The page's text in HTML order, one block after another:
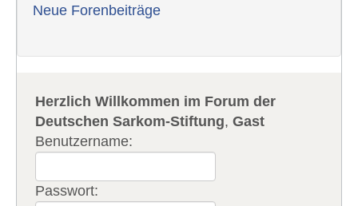
Neue Forenbeiträge
Herzlich Willkommen im Forum der
Deutschen Sarkom-Stiftung,Gast
Benutzername:
Passwort: